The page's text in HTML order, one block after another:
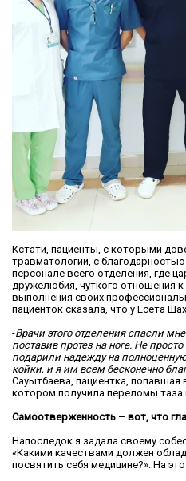
Кстати, пациенты, с которыми
травматологии, с
персонале всего отделения, где
дружелюбия, чуткого отношения
выполнения своих
пациенток сказала, что у Есета
-Врачи этого отделения спасли
поставив протез на ноге. Не
подарили надежду на
койки, и я им всем бесконечно
Сауытбаева, пациентка, попавшая
котором получила переломы таза
Самоотверженность – вот, что
Напоследок я задала своему
«Какими качествами должен
посвятить себя медицине?». На